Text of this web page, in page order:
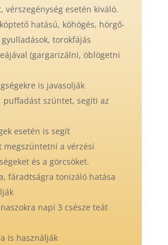
vérszegénység esetén kiváló.
hatású, köhögés, hörgő-
torokfájás
(gargarizálni, öblögetni
is javasolják
puffadást szüntet, segíti az
esetén is segít
megszüntetni a vérzési
és a görcsöket.
fáradtságra tonizáló hatása
napi 3 csésze teát
is használják